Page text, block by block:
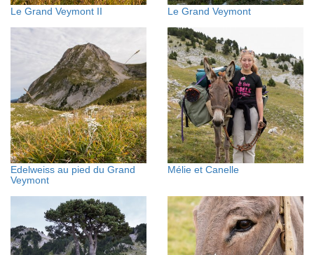
Le Grand Veymont II Le Grand Veymont
Edelweiss au pied du Grand
Veymont
Mélie et Canelle